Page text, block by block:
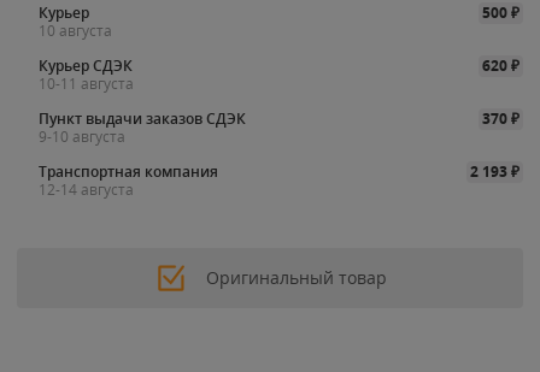
Курьер 500₽
10 августа
Курьер СДЭК
620₽
10-11 августа
Пункт выдачи заказов СДЭК
370₽
9-10 августа
Транспортная компания
2 193₽
12-14 августа
Оригинальный товар